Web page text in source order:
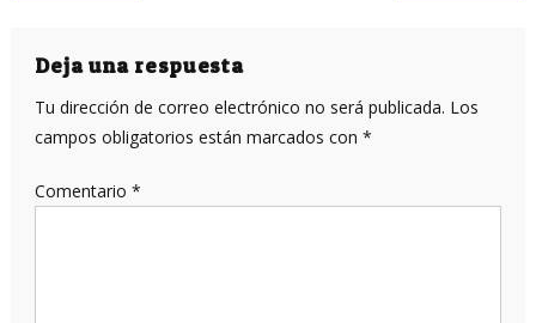
entradas
Deja una respuesta
Tu dirección de correo electrónico no será publicada. Los
campos obligatorios están marcados con *
Comentario *